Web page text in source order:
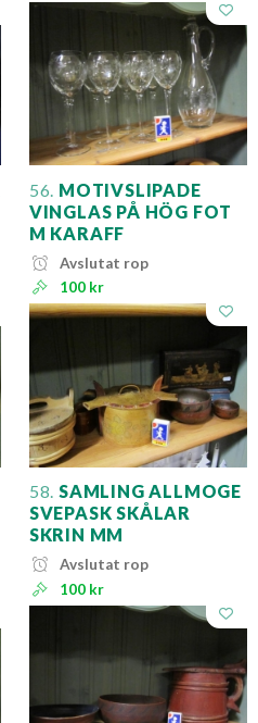
56. MOTIVSLIPADE
VINGLAS PÅ HÖG FOT
M KARAFF
Avslutat rop
100 kr
58. SAMLING ALLMOGE
SVEPASK SKÅLAR
SKRIN MM
Avslutat rop
100 kr